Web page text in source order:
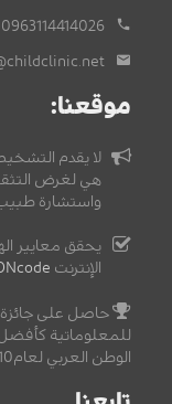
موقعنا:
لا يقدم
هي لغرض
واستشارة
يحقق معايير
الإنترنت
حاصل على
للمعلوماتية
الوطن العربي لعام2010,